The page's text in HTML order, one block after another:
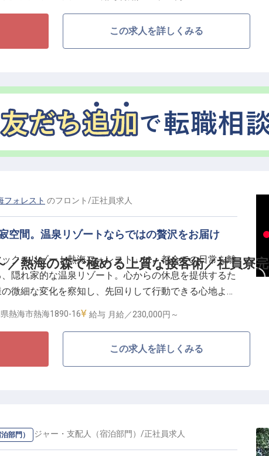
ゾートを彷彿とさせるプール、開放感溢れるレストラ
喜びを提供しています。海と山の両方の魅力を感じら
さを追求＞
、現在はリゾート運営やマンション事業など幅広い領
マックス」。盤石な組織体制があるからこそ、スタッフ
の確保など様々。20代から30代の若手が主役となって
や予約管理の専門スキルを磨き、充実した昇給・昇格
させてください。
この求人を詳しくみる
／熱海の森で極める上質な接客術／社員寮
フォレスト のフロント /正社員求人
空間。温泉リゾートならではの贅沢をお届け
クスリゾート熱海フォレスト」は、都会での日常を離
隠れ家的な温泉リゾート。心からの休息を提供するた
微細な変化を察知し、先回りして行動できる心地よい
。
暇あり、連休相談もOK
寧な言葉選びでお客様を魅了したい方を求めていま
と向上心があれば、一流のホスピタリティスキルをモ
熱海市熱海1890-16 給与 月給／230,000円～
この求人を詳しくみる
部門）
のマネージャー・支配人（宿泊部門） /正社員求人